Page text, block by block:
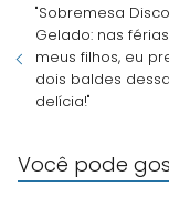
"Sobremesa Disco
Gelado: nas
meus filhos, eu
dois baldes dessa
delícia!"
Você pode